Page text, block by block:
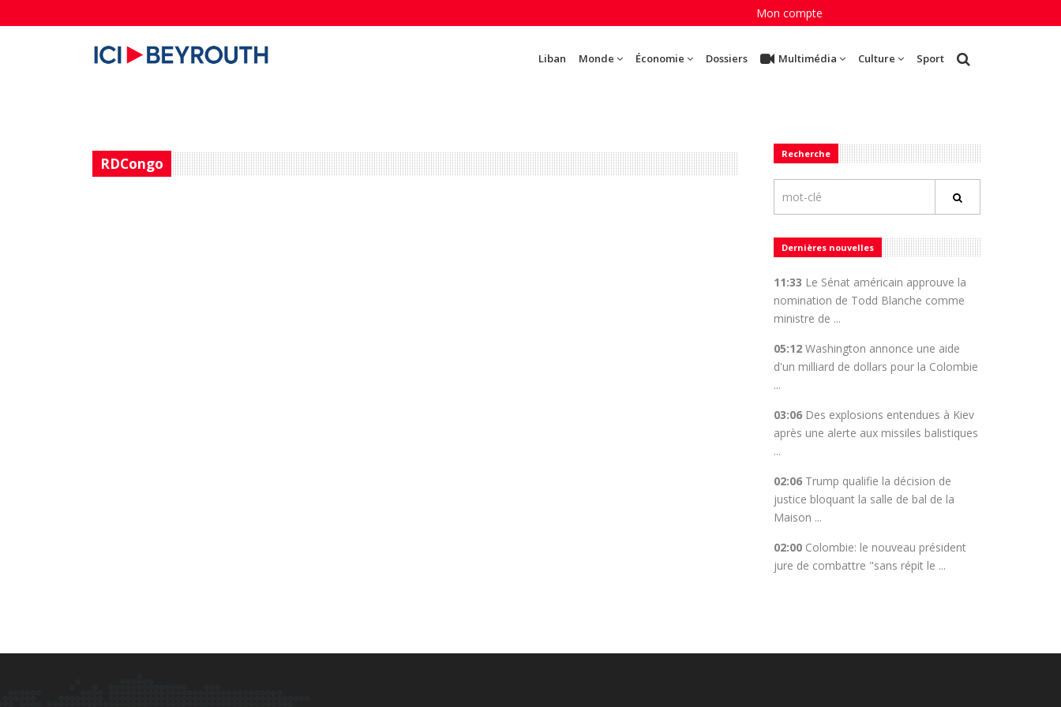
Mon compte
Liban Monde Économie Dossiers Multimédia Culture Sport
RDCongo
Recherche
Dernières nouvelles
11:33 Le Sénat américain approuve la
nomination de Todd Blanche comme
ministre de ...
05:12 Washington annonce une aide
d'un milliard de dollars pour la Colombie
...
03:06 Des explosions entendues à Kiev
après une alerte aux missiles balistiques
...
02:06 Trump qualifie la décision de
justice bloquant la salle de bal de la
Maison ...
02:00 Colombie: le nouveau président
jure de combattre "sans répit le ...